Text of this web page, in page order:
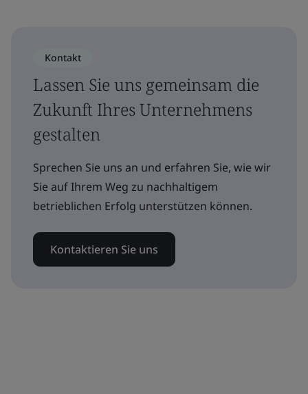
Kontakt
Lassen Sie uns gemeinsam die
Zukunft Ihres Unternehmens
gestalten
Sprechen Sie uns an und erfahren Sie, wie wir
Sie auf Ihrem Weg zu nachhaltigem
betrieblichen Erfolg unterstützen können.
Kontaktieren Sie uns